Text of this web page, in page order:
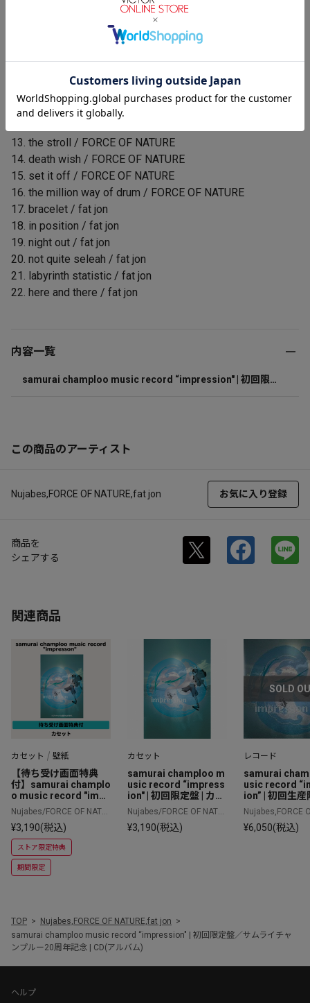
05. decade[interlude] / Nujabes
06. world without words / Nujabes
07. kodama[interlude] / Nujabes
08. silver morning / Nujabes
09. who's Theme / MINMI
10. just forget / FORCE OF NATURE
11. nightshift / FORCE OF NATURE
13. the stroll / FORCE OF NATURE
14. death wish / FORCE OF NATURE
15. set it off / FORCE OF NATURE
16. the million way of drum / FORCE OF NATURE
17. bracelet / fat jon
18. in position / fat jon
19. night out / fat jon
20. not quite seleah / fat jon
21. labyrinth statistic / fat jon
22. here and there / fat jon
内容一覧
samurai champloo music record “impression" | 初回限定
この商品のアーティスト
Nujabes,FORCE OF NATURE,fat jon お気に入り登録
商品を
シェアする
関連商品
カセット 壁紙
【待ち受け画面特典
付】samurai champlo
o music record "impr
Nujabes/FORCE OF NATU
RE/fat jon
¥3,190(税込)
ストア限定特典
期間限定
カセット
samurai champloo m
usic record “impress
ion" | 初回限定盤 | カセ
ットテープ
Nujabes/FORCE OF NATU
RE/fat jon
¥3,190(税込)
SOLD
レコード
samurai
usic record
ion” | 初回生
初アナログ化/
売日:2022年5
Nujabes,FORCE
RE,fat jon
¥6,050(税込)
TOP
Nujabes,FORCE OF NATURE,fat jon
samurai champloo music record “impression" | 初回限定盤／サムライチャ
ンプルー20周年記念 | CD(アルバム)
ヘルプ